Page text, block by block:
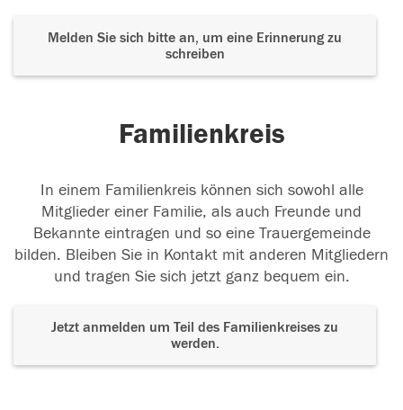
viele gemeinsame Handballspiele mit Dir...
Melden Sie sich bitte an, um eine Erinnerung zu
schreiben
Familienkreis
In einem Familienkreis können sich sowohl alle
Mitglieder einer Familie, als auch Freunde und
Bekannte eintragen und so eine Trauergemeinde
bilden. Bleiben Sie in Kontakt mit anderen Mitgliedern
und tragen Sie sich jetzt ganz bequem ein.
Jetzt anmelden um Teil des Familienkreises zu
werden.